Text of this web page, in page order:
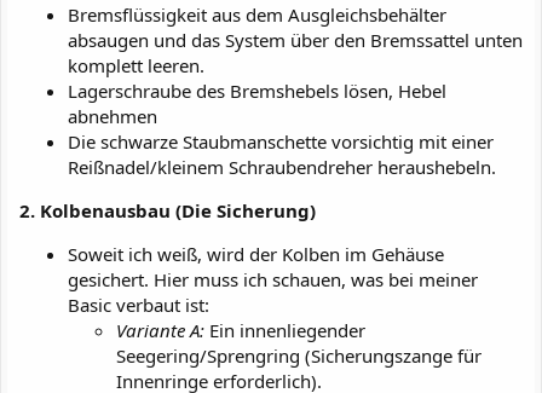
Bremsflüssigkeit aus dem Ausgleichsbehälter
absaugen und das System über den Bremssattel unten
komplett leeren.
Lagerschraube des Bremshebels lösen, Hebel
abnehmen
Die schwarze Staubmanschette vorsichtig mit einer
Reißnadel/kleinem Schraubendreher heraushebeln.
2. Kolbenausbau (Die Sicherung)
Soweit ich weiß, wird der Kolben im Gehäuse
gesichert. Hier muss ich schauen, was bei meiner
Basic verbaut ist:
Variante A: Ein innenliegender
Seegering/Sprengring (Sicherungszange für
Innenringe erforderlich).